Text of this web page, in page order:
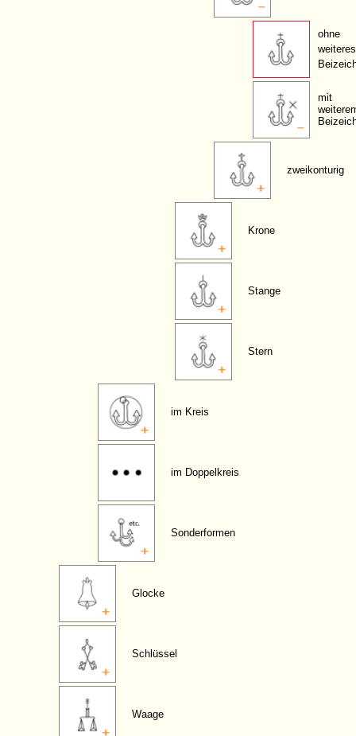
ohne
weiteres
mit
zweikonturig
Krone
Stange
Stern
im Kreis
im Doppelkreis
Sonderformen
Glocke
Schlüssel
Waage